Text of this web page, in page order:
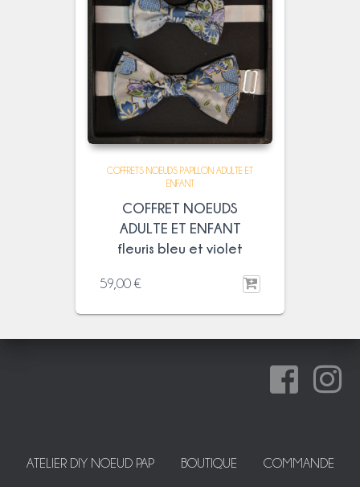
COFFRETS NOEUDS PAPILLON ADULTE ET
ENFANT
COFFRET NOEUDS
ADULTE ET ENFANT
fleuris bleu et violet
59,00€
ATELIER DIY NOEUD PAP BOUTIQUE COMMANDE